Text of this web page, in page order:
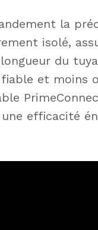
la
isolé,
du
et moins
efficacité